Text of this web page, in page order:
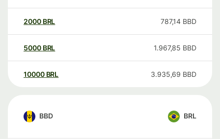
2000 BRL 787,14 BBD
5000 BRL 1.967,85 BBD
10000 BRL 3.935,69 BBD
BBD BRL